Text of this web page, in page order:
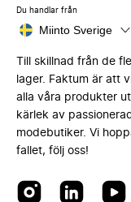
Du handlar från
Miinto Sverige
Till skillnad från de
lager. Faktum är att
alla våra produkter
kärlek av
modebutiker. Vi
fallet, följ oss!